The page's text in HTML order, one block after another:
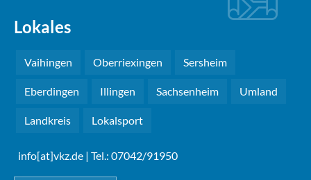
Lokales
Vaihingen Oberriexingen Sersheim
Eberdingen Illingen Sachsenheim Umland
Landkreis Lokalsport
info[at]vkz.de | Tel.: 07042/91950